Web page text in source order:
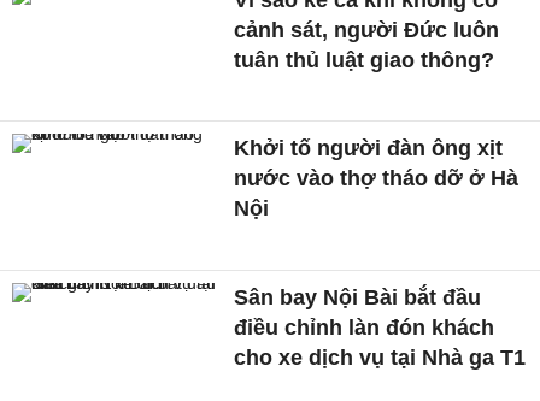
cảnh sát, người Đức luôn
tuân thủ luật giao thông?
Khởi tố người đàn ông xịt
nước vào thợ tháo dỡ ở Hà
Nội
Sân bay Nội Bài bắt đầu
điều chỉnh làn đón khách
cho xe dịch vụ tại Nhà ga T1